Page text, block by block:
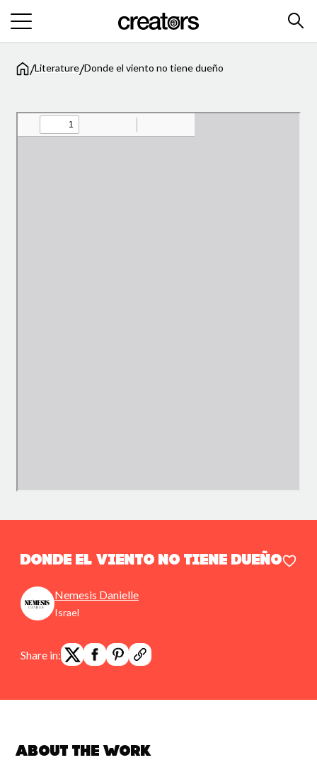
/Literature/Donde el viento no tiene dueño
Donde el viento no tiene dueño
Nemesis Danielle
Israel
Share in:
About the work